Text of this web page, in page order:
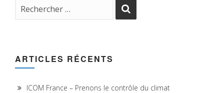
ARTICLES RÉCENTS
ICOM France – Prenons le contrôle du climat